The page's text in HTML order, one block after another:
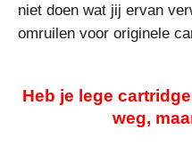
niet doen wat jij ervan
omruilen voor originele
Heb je lege
weg,